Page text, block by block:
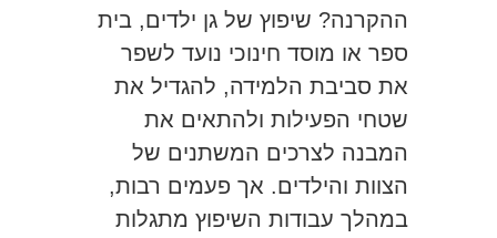
ההקרנה? שיפוץ של גן ילדים, בית
ספר או מוסד חינוכי נועד לשפר
את סביבת הלמידה, להגדיל את
שטחי הפעילות ולהתאים את
המבנה לצרכים המשתנים של
הצוות והילדים. אך פעמים רבות,
במהלך עבודות השיפוץ מתגלות